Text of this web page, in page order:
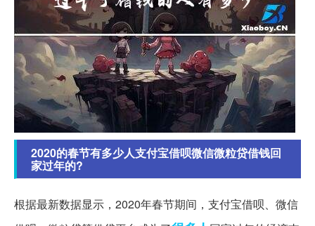
2020的春节有多少人支付宝借呗微信微粒贷借钱回
家过年的?
根据最新数据显示，2020年春节期间，支付宝借呗、微信